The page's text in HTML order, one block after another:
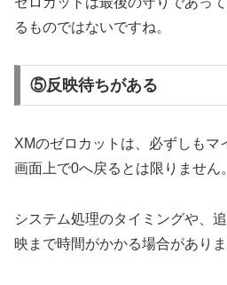
るものではないですね。
⑤反映待ちがある
XMのゼロカットは、必ずしもマ
画面上で0へ戻るとは限りません。
システム処理のタイミングや、
映まで時間がかかる場合がありま